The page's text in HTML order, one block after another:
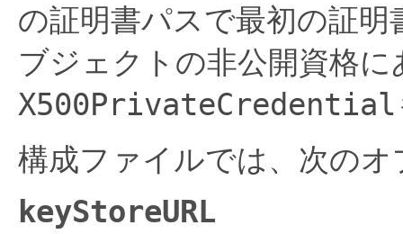
の証明書パスで最初の証
ブジェクトの非公開資格
X500PrivateCredential
構成ファイルでは、次の
keyStoreURL